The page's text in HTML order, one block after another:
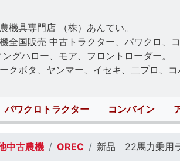
機具専門店 （株）あんてい。
全国販売 中古トラクター、パワクロ、コ
グハロー、モア、フロントローダー。
クボタ、ヤンマー、イセキ、二プロ、コ
パワクロトラクター コンバイン
中古農機 OREC 新品 22馬力乗用